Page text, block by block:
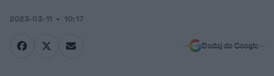
2023-03-11 10:17
Dodaj do Google